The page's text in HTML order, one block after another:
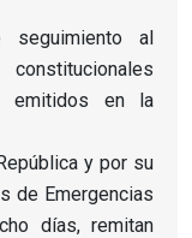
al
emitidos en la
y por su
de Emergencias
días, remitan